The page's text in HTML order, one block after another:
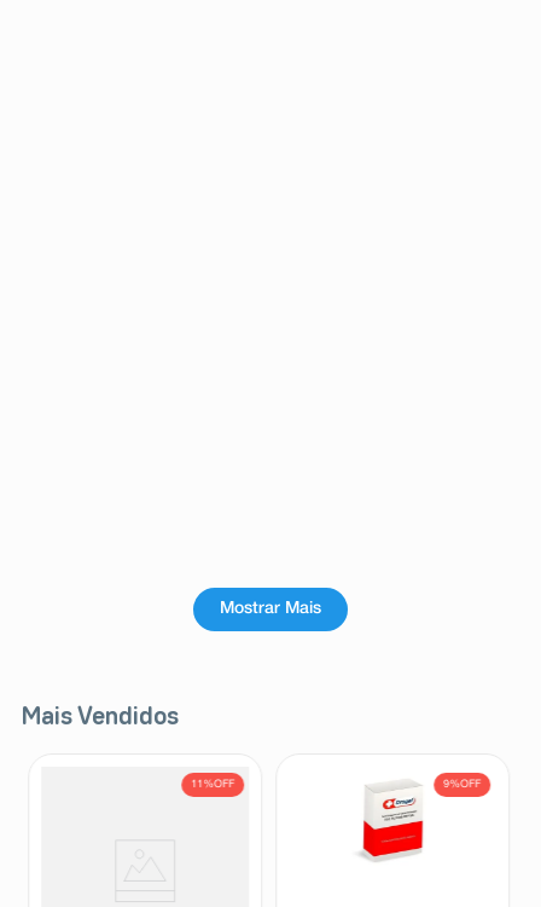
Mostrar Mais
Mais Vendidos
11%OFF 9%OFF